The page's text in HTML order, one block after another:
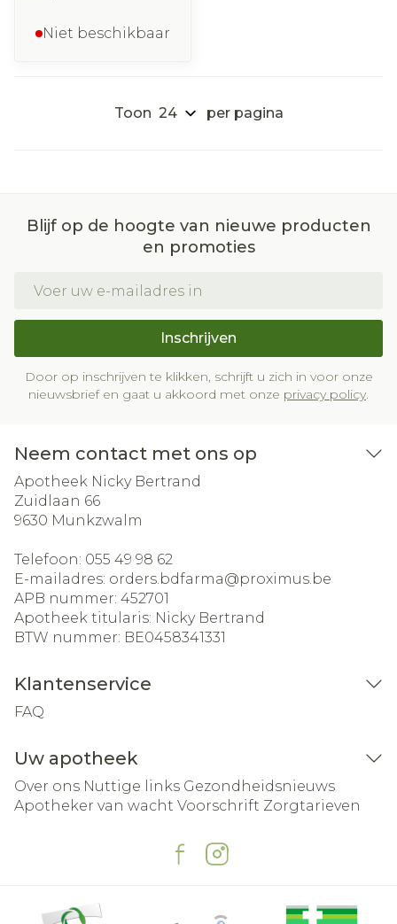
Niet beschikbaar
Toon per pagina
Blijf op de hoogte van nieuwe producten
en promoties
Inschrijven
Door op inschrijven te klikken, schrijft u zich in voor onze
nieuwsbrief en gaat u akkoord met onze privacy policy.
Neem contact met ons op
Apotheek Nicky Bertrand
Zuidlaan 66
9630 Munkzwalm
Telefoon: 055 49 98 62
E-mailadres: orders.bdfarma@proximus.be
APB nummer: 452701
Apotheek titularis: Nicky Bertrand
BTW nummer: BE0458341331
Klantenservice
FAQ
Uw apotheek
Over ons Nuttige links Gezondheidsnieuws
Apotheker van wacht Voorschrift Zorgtarieven